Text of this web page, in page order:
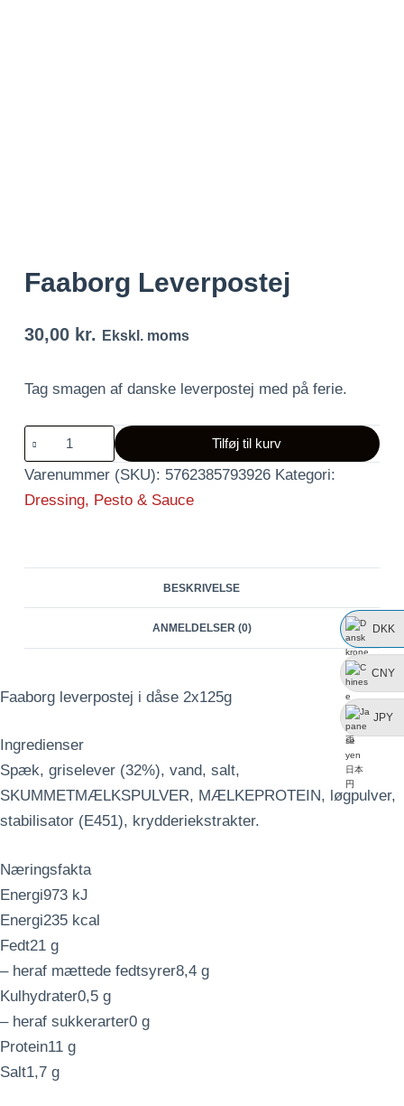
DKK
CNY
JPY
Faaborg Leverpostej
30,00 kr. Ekskl. moms
Tag smagen af danske leverpostej med på ferie.
Faaborg
Leverpostej
antal
Tilføj til kurv
Varenummer (SKU): 5762385793926 Kategori:
Dressing, Pesto & Sauce
BESKRIVELSE
ANMELDELSER (0)
Faaborg leverpostej i dåse 2x125g
Ingredienser
Spæk, griselever (32%), vand, salt,
SKUMMETMÆLKSPULVER, MÆLKEPROTEIN, løgpulver,
stabilisator (E451), krydderiekstrakter.
Næringsfakta
Energi973 kJ
Energi235 kcal
Fedt21 g
– heraf mættede fedtsyrer8,4 g
Kulhydrater0,5 g
– heraf sukkerarter0 g
Protein11 g
Salt1,7 g